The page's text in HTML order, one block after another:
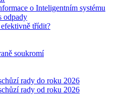
o Inteligentním systému
odpady
třídit?
soukromí
rady do roku 2026
rady od roku 2026